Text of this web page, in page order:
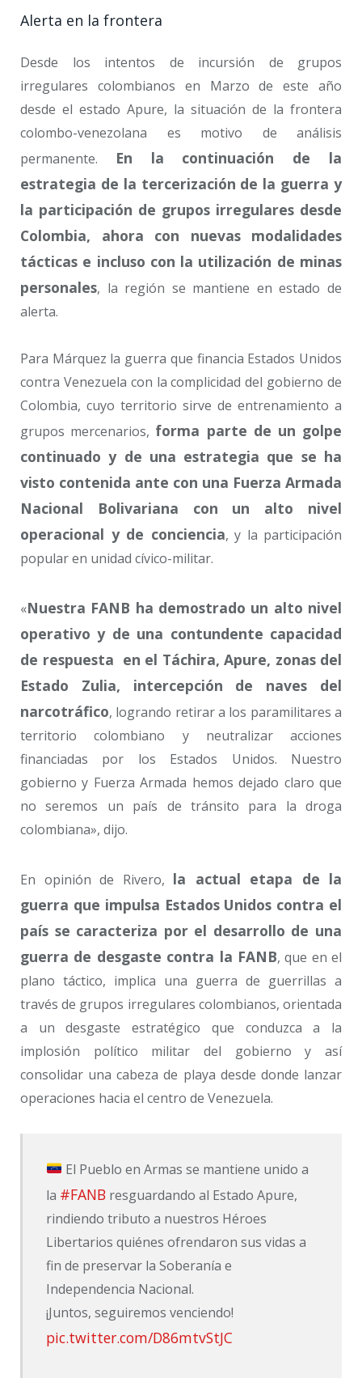
Alerta en la frontera
Desde los intentos de incursión de grupos
irregulares colombianos en Marzo de este año
desde el estado Apure, la situación de la frontera
colombo-venezolana es motivo de análisis
permanente. En la continuación de la
estrategia de la tercerización de la guerra y
la participación de grupos irregulares desde
Colombia, ahora con nuevas modalidades
tácticas e incluso con la utilización de minas
personales, la región se mantiene en estado de
alerta.
Para Márquez la guerra que financia Estados Unidos
contra Venezuela con la complicidad del gobierno de
Colombia, cuyo territorio sirve de entrenamiento a
grupos mercenarios, forma parte de un golpe
continuado y de una estrategia que se ha
visto contenida ante con una Fuerza Armada
Nacional Bolivariana con un alto nivel
operacional y de conciencia, y la participación
popular en unidad cívico-militar.
«Nuestra FANB ha demostrado un alto nivel
operativo y de una contundente capacidad
de respuesta en el Táchira, Apure, zonas del
Estado Zulia, intercepción de naves del
narcotráfico, logrando retirar a los paramilitares a
territorio colombiano y neutralizar acciones
financiadas por los Estados Unidos. Nuestro
gobierno y Fuerza Armada hemos dejado claro que
no seremos un país de tránsito para la droga
colombiana», dijo.
En opinión de Rivero, la actual etapa de la
guerra que impulsa Estados Unidos contra el
país se caracteriza por el desarrollo de una
guerra de desgaste contra la FANB, que en el
plano táctico, implica una guerra de guerrillas a
través de grupos irregulares colombianos, orientada
a un desgaste estratégico que conduzca a la
implosión político militar del gobierno y así
consolidar una cabeza de playa desde donde lanzar
operaciones hacia el centro de Venezuela.
El Pueblo en Armas se mantiene unido a
la #FANB resguardando al Estado Apure,
rindiendo tributo a nuestros Héroes
Libertarios quiénes ofrendaron sus vidas a
fin de preservar la Soberanía e
Independencia Nacional.
¡Juntos, seguiremos venciendo!
pic.twitter.com/D86mtvStJC